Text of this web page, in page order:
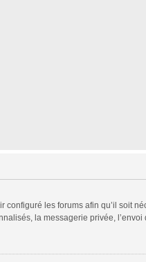
les forums afin qu’il soit
la messagerie privée,